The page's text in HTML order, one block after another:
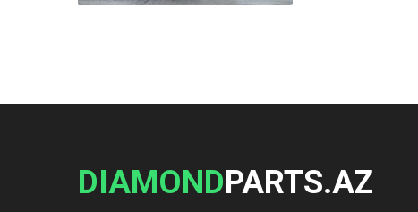
DIAMONDPARTS.AZ